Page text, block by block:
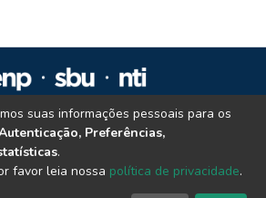
Institucional da UENP
| End User Agreement Send Feedback
suas informações pessoais para os
Preferências,
.
favor leia nossa política de privacidade.